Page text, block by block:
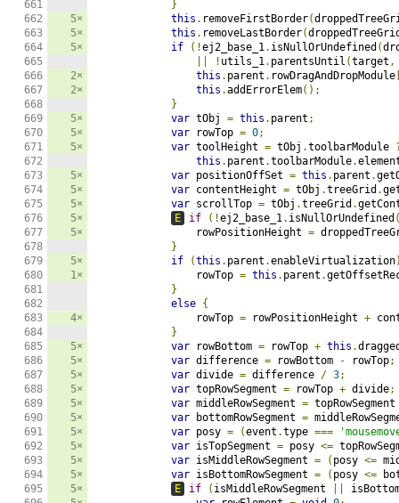
5×
5×
5×
2×
2×
5×
5×
5×
5×
5×
5×
5×
5×
5×
1×
4×
5×
5×
5×
5×
5×
5×
5×
5×
5×
5×
5×
}
this . removeFirstBorder(
this . removeLastBorder(
if
(!ej2_base_1. isNullOrUndefined (
! utils_1. parentsUntil (target ,
this . parent . rowDragAndDropModule
this .addErrorElem();
}
var tObj = this . parent ;
var rowTop = 0;
var toolHeight = tObj .toolbarModule
this . parent .toolbarModule.
var positionOffSet = this . parent .
var contentHeight = tObj .treeGrid .
var scrollTop = tObj .treeGrid .
E
if (!ej2_base_1. isNullOrUndefined
                rowPositionHeight
=
}
if
(this . parent .enableVirtualization
                rowTop
= this . parent .
}
else {
                rowTop
= rowPositionHeight +
}
var rowBottom = rowTop + this .
var difference = rowBottom - rowTop;
var divide = difference / 3;
var topRowSegment = rowTop + divide;
var middleRowSegment =
var bottomRowSegment =
var posy = (event .type ===
var isTopSegment = posy <=
var isMiddleRowSegment = ( posy <=
var isBottomRowSegment = ( posy <=
E
if ( isMiddleRowSegment